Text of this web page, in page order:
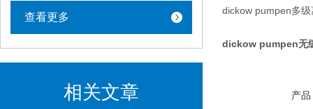
查看更多
相关文章
dickow pumpen多
dickow pumpen无
产品